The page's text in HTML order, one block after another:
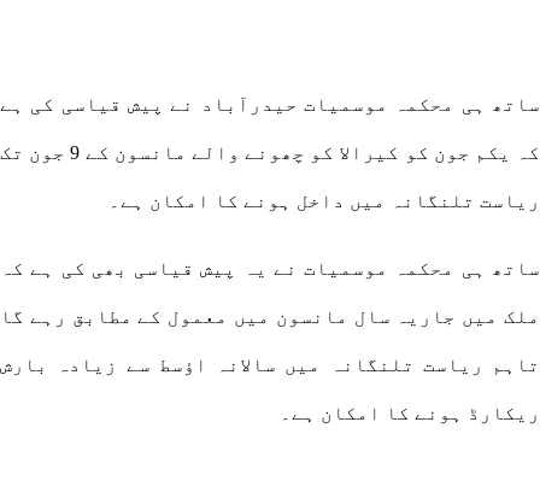
ساتھ ہی محکمہ موسمیات حیدرآباد نے پیش قیاسی کی ہے
کہ یکم جون کو کیرالا کو چھونے والے مانسون کے 9 جون تک
ریاست تلنگانہ میں داخل ہونے کا امکان ہے۔
ساتھ ہی محکمہ موسمیات نے یہ پیش قیاسی بھی کی ہے کہ
ملک میں جاریہ سال مانسون میں معمول کے مطابق رہے گا
تاہم ریاست تلنگانہ میں سالانہ اؤسط سے زیادہ بارش
ریکارڈ ہونے کا امکان ہے۔